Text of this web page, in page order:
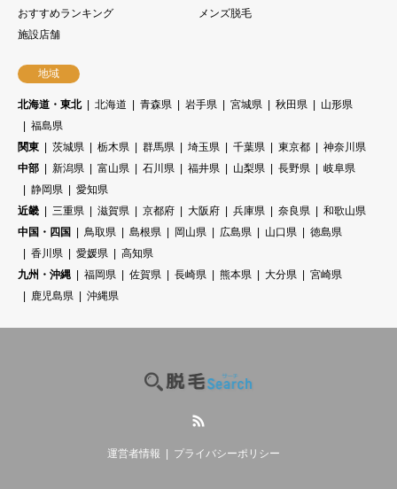
おすすめランキング
メンズ脱毛
施設店舗
地域
北海道・東北 北海道 青森県 岩手県 宮城県 秋田県
山形県
福島県
関東
茨城県 栃木県 群馬県 埼玉県 千葉県 東京都
神奈川県
中部
新潟県 富山県 石川県 福井県 山梨県 長野県
岐阜県
静岡県
愛知県
近畿
三重県 滋賀県 京都府 大阪府 兵庫県 奈良県
和歌山県
中国・四国
鳥取県 島根県 岡山県 広島県 山口県
徳島県
香川県
愛媛県
高知県
九州・沖縄
福岡県 佐賀県 長崎県 熊本県 大分県
宮崎県
鹿児島県
沖縄県
運営者情報 プライバシーポリシー